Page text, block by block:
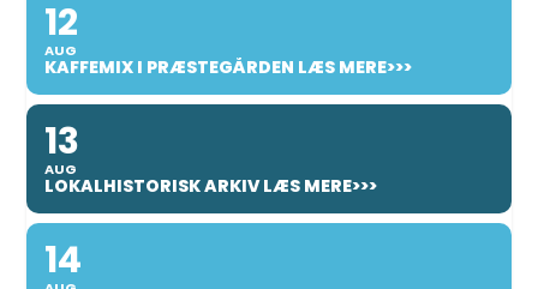
12
AUG
KAFFEMIX I PRÆSTEGÅRDEN LÆS MERE>>>
13
AUG
LOKALHISTORISK ARKIV LÆS MERE>>>
14